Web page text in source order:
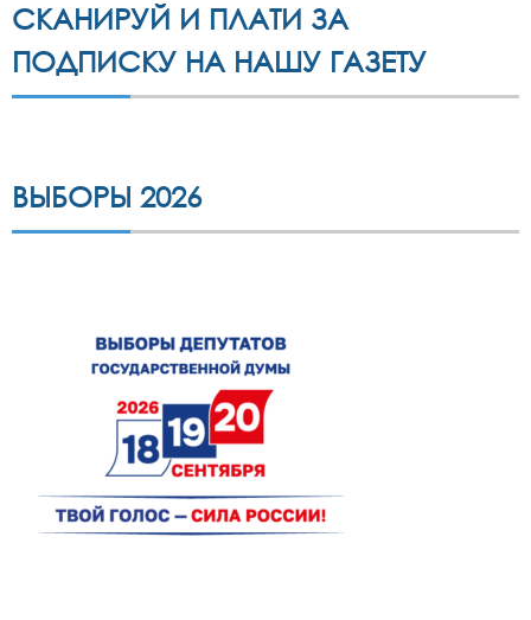
СКАНИРУЙ И ПЛАТИ ЗА
ПОДПИСКУ НА НАШУ ГАЗЕТУ
ВЫБОРЫ 2026